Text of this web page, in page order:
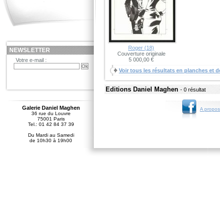
Roger (18)
Couverture originale
5 000,00 €
Voir tous les résultats en planches et
Editions Daniel Maghen- 0 résultat
A
NEWSLETTER
Votre e-mail :
Galerie Daniel Maghen
36 rue du Louvre
75001 Paris
Tel.: 01 42 84 37 39
Du Mardi au Samedi
de 10h30 à 19h00